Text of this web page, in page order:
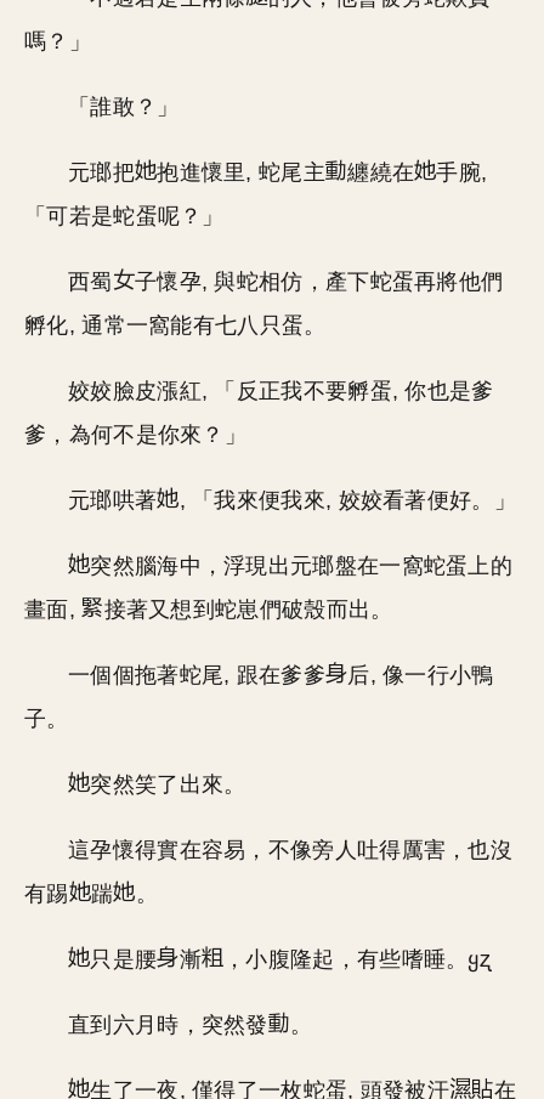
嗎？」
「誰敢？」
元瑯把 抱進懷里, 蛇尾主 纏繞在
手腕,
「可若是蛇蛋呢？」
西蜀
子懷孕, 與蛇相仿，產下蛇蛋再將他們
孵化, 通常一窩能有七八只蛋。
姣姣臉皮漲紅, 「反正我不要孵蛋, 你也是爹
爹，為何不是你來？」
元瑯哄著 , 「我來便我來, 姣姣看著便好。」
突然腦海中，浮現出元瑯盤在一窩蛇蛋上的
畫面,
接著又想到蛇崽們破殼而出。
一個個拖著蛇尾, 跟在爹爹
后, 像一行小鴨
子。
突然笑了出來。
這孕懷得實在容易，不像旁人吐得厲害，也沒
有踢
踹 。
只是腰 漸 ，小腹隆起，有些嗜睡。ყʐ
直到六月時，突然發 。
生了一夜, 僅得了一枚蛇蛋, 頭發被汗
在